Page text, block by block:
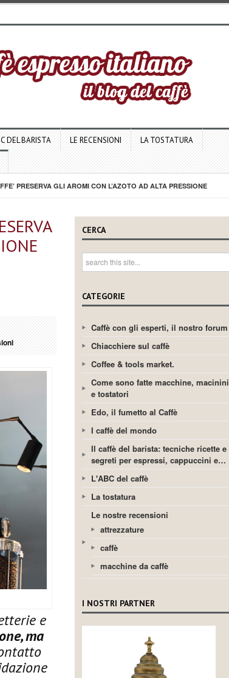
DEL BARISTA LE RECENSIONI LA TOSTATURA
PRESERVA GLI AROMI CON L’AZOTO AD ALTA PRESSIONE
e
ma
CERCA
CATEGORIE
Caffè con gli esperti, il nostro forum
Chiacchiere sul caffè
Coffee & tools market.
Come sono fatte macchine, macinini
e tostatori
Edo, il fumetto al Caffè
I caffè del mondo
Il caffè del barista: tecniche ricette e
segreti per espressi, cappuccini e…
L'ABC del caffè
La tostatura
Le nostre recensioni
attrezzature
caffè
macchine da caffè
I NOSTRI PARTNER